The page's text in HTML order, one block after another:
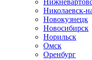
Николаевск-
Новокузнецк
Новосибирск
Норильск
Омск
Оренбург